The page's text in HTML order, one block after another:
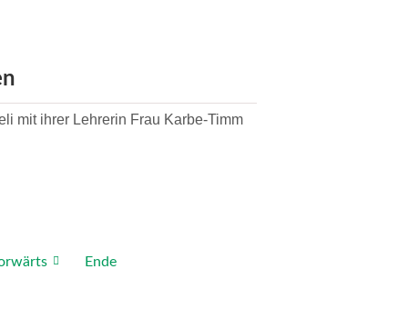
mit ihrer Lehrerin Frau Karbe-Timm
Ende